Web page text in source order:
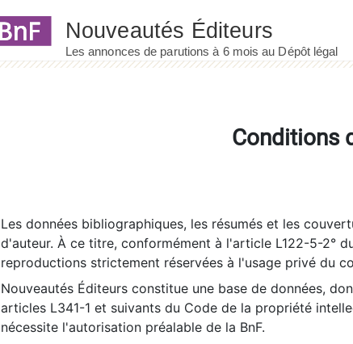
Conditions
Les données bibliographiques, les résumés et les
d'auteur. À ce titre, conformément à l'article L122-5-2°
reproductions strictement réservées à l'usage privé du
Nouveautés Éditeurs constitue une base de données,
articles L341-1 et suivants du Code de la propriété
nécessite l'autorisation préalable de la BnF.